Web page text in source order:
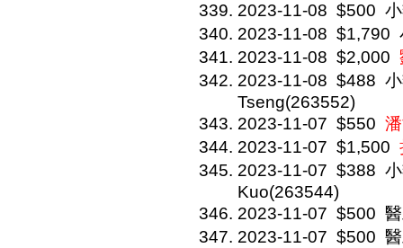
2023-11-08 $500
2023-11-08 $1,790
2023-11-08 $2,000
2023-11-08 $488
Tseng(263552)
2023-11-07 $550
2023-11-07 $1,500
2023-11-07 $388
Kuo(263544)
2023-11-07 $500
2023-11-07 $500